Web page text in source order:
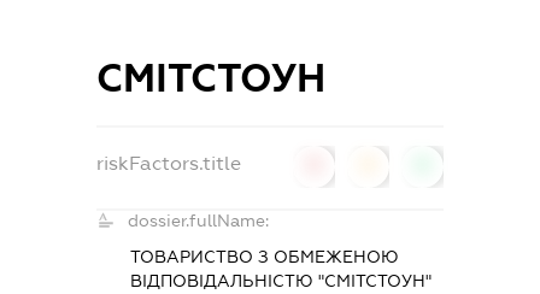
СМІТСТОУН
riskFactors.title
dossier.fullName:
ТОВАРИСТВО З ОБМЕЖЕНОЮ
ВІДПОВІДАЛЬНІСТЮ "СМІТСТОУН"